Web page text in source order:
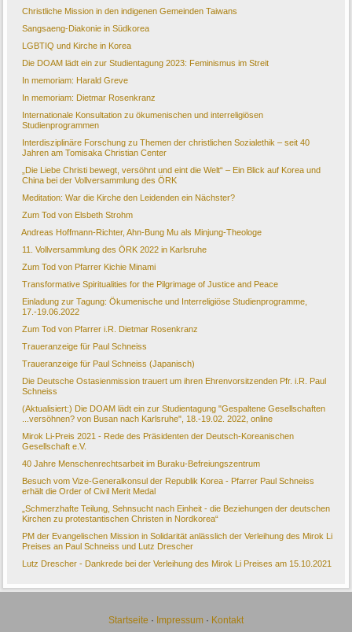
Christliche Mission in den indigenen Gemeinden Taiwans
Sangsaeng-Diakonie in Südkorea
LGBTIQ und Kirche in Korea
Die DOAM lädt ein zur Studientagung 2023: Feminismus im Streit
In memoriam: Harald Greve
In memoriam: Dietmar Rosenkranz
Internationale Konsultation zu ökumenischen und interreligiösen
Studienprogrammen
Interdisziplinäre Forschung zu Themen der christlichen Sozialethik – seit 40
Jahren am Tomisaka Christian Center
„Die Liebe Christi bewegt, versöhnt und eint die Welt“ – Ein Blick auf Korea und
China bei der Vollversammlung des ÖRK
Meditation: War die Kirche den Leidenden ein Nächster?
Zum Tod von Elsbeth Strohm
Andreas Hoffmann-Richter, Ahn-Bung Mu als Minjung-Theologe
11. Vollversammlung des ÖRK 2022 in Karlsruhe
Zum Tod von Pfarrer Kichie Minami
Transformative Spiritualities for the Pilgrimage of Justice and Peace
Einladung zur Tagung: Ökumenische und Interreligiöse Studienprogramme,
17.-19.06.2022
Zum Tod von Pfarrer i.R. Dietmar Rosenkranz
Traueranzeige für Paul Schneiss
Traueranzeige für Paul Schneiss (Japanisch)
Die Deutsche Ostasienmission trauert um ihren Ehrenvorsitzenden Pfr. i.R. Paul
Schneiss
(Aktualisiert:) Die DOAM lädt ein zur Studientagung "Gespaltene Gesellschaften
...versöhnen? von Busan nach Karlsruhe", 18.-19.02. 2022, online
Mirok Li-Preis 2021 - Rede des Präsidenten der Deutsch-Koreanischen
Gesellschaft e.V.
40 Jahre Menschenrechtsarbeit im Buraku-Befreiungszentrum
Besuch vom Vize-Generalkonsul der Republik Korea - Pfarrer Paul Schneiss
erhält die Order of Civil Merit Medal
„Schmerzhafte Teilung, Sehnsucht nach Einheit - die Beziehungen der deutschen
Kirchen zu protestantischen Christen in Nordkorea“
PM der Evangelischen Mission in Solidarität anlässlich der Verleihung des Mirok Li
Preises an Paul Schneiss und Lutz Drescher
Lutz Drescher - Dankrede bei der Verleihung des Mirok Li Preises am 15.10.2021
Startseite · Impressum · Kontakt